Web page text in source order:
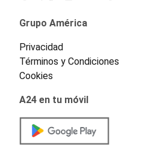
Grupo América
Privacidad
Términos y Condiciones
Cookies
A24 en tu móvil